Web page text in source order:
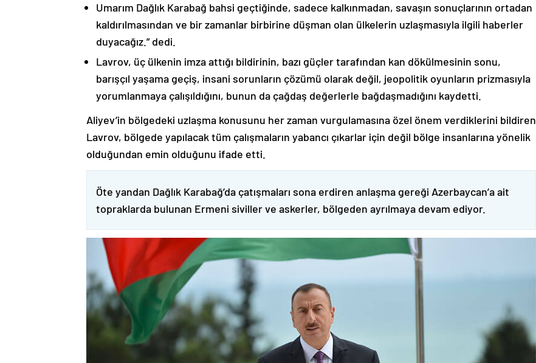
Umarım Dağlık Karabağ bahsi geçtiğinde, sadece kalkınmadan, savaşın sonuçlarının ortadan
kaldırılmasından ve bir zamanlar birbirine düşman olan ülkelerin uzlaşmasıyla ilgili haberler
duyacağız.” dedi.
Lavrov, üç ülkenin imza attığı bildirinin, bazı güçler tarafından kan dökülmesinin sonu,
barışçıl yaşama geçiş, insani sorunların çözümü olarak değil, jeopolitik oyunların prizmasıyla
yorumlanmaya çalışıldığını, bunun da çağdaş değerlerle bağdaşmadığını kaydetti.
Aliyev’in bölgedeki uzlaşma konusunu her zaman vurgulamasına özel önem verdiklerini bildiren
Lavrov, bölgede yapılacak tüm çalışmaların yabancı çıkarlar için değil bölge insanlarına yönelik
olduğundan emin olduğunu ifade etti.
Öte yandan Dağlık Karabağ’da çatışmaları sona erdiren anlaşma gereği Azerbaycan’a ait
topraklarda bulunan Ermeni siviller ve askerler, bölgeden ayrılmaya devam ediyor.